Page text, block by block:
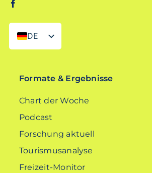
DE
EN
Formate & Ergebnisse
Chart der Woche
Podcast
Forschung aktuell
Tourismusanalyse
Freizeit-Monitor